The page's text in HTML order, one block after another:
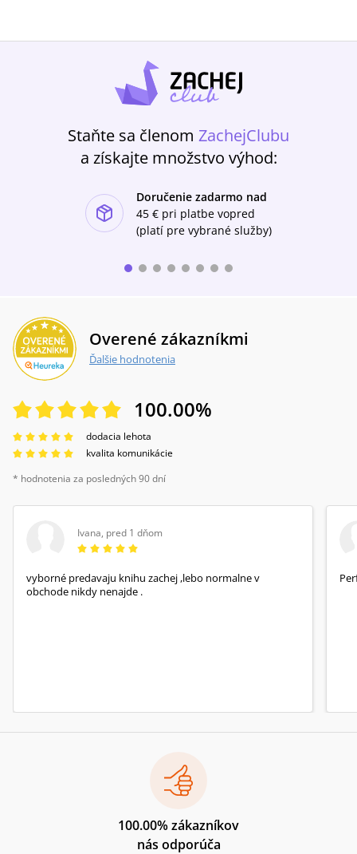
Staňte sa členom ZachejClubu
a získajte množstvo výhod:
Doručenie zadarmo nad
45 € pri platbe vopred
(platí pre vybrané služby)
Overené zákazníkmi
Ďalšie hodnotenia
100.00%
dodacia lehota
kvalita komunikácie
* hodnotenia za posledných 90 dní
Ivana, pred 1 dňom
vyborné predavaju knihu zachej ,lebo normalne v
obchode nikdy nenajde .
100.00% zákazníkov
nás odporúča